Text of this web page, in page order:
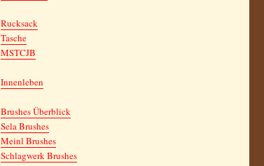
Rucksack
Tasche
MSTCJB
Innenleben
Brushes Überblick
Sela Brushes
Meinl Brushes
Schlagwerk Brushes